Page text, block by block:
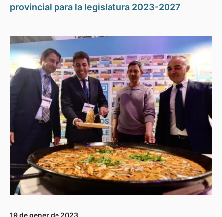
provincial para la legislatura 2023-2027
19 de gener de 2023